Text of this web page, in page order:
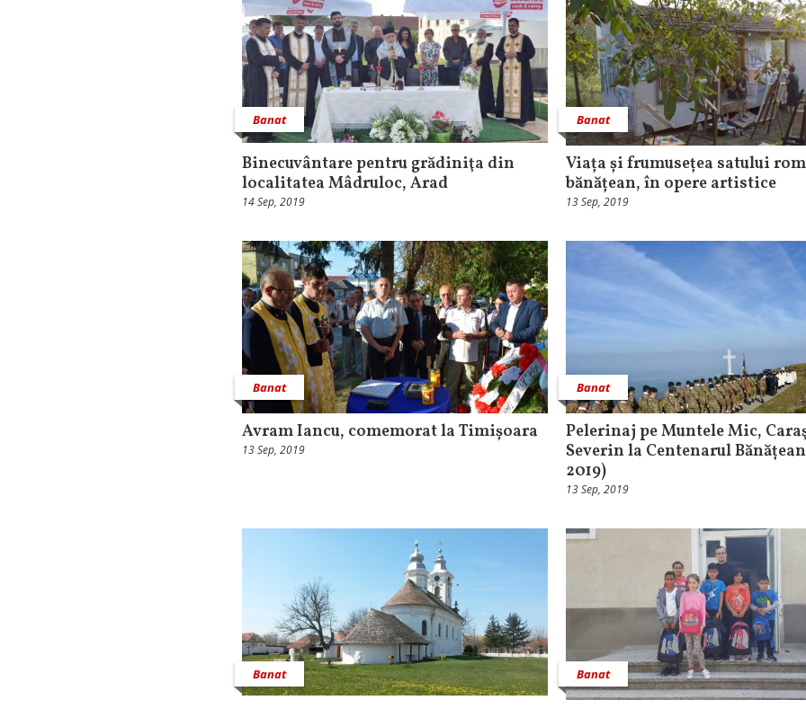
Banat
Binecuvântare pentru grădiniţa din
localitatea Mâdruloc, Arad
14 Sep, 2019
Banat
Viața și frumusețea satului
bănățean, în opere artistice
13 Sep, 2019
Banat
Avram Iancu, comemorat la Timișoara
13 Sep, 2019
Banat
Pelerinaj pe Muntele Mic,
Severin la Centenarul Bănățean
2019)
13 Sep, 2019
Banat Banat